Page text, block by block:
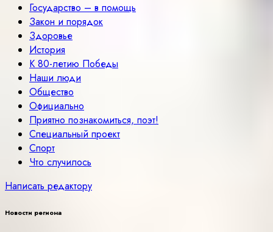
Государство – в помощь
Закон и порядок
Здоровье
История
К 80-летию Победы
Наши люди
Общество
Официально
Приятно познакомиться, поэт!
Специальный проект
Спорт
Что случилось
Написать редактору
Новости региона